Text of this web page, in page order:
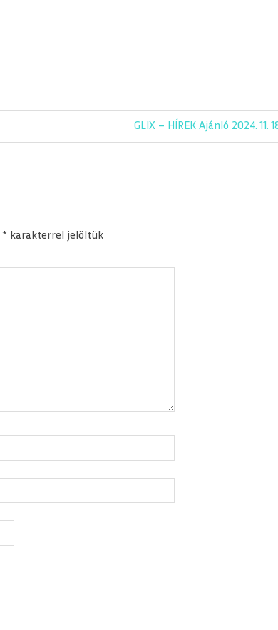
Next
Post:
GLIX – HÍREK Ajánló 2024. 11.
* karakterrel jelöltük